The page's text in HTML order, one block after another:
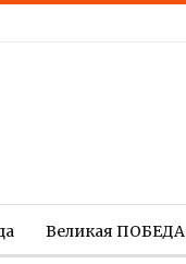
Великая ПОБЕДА